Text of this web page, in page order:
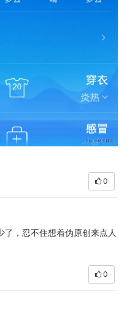
0
，忍不住想着伪原创来点人
0